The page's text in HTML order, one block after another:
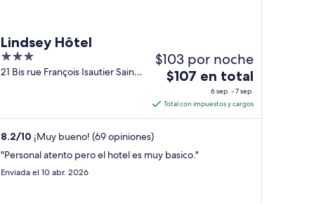
Lindsey Hôtel
3
out
21 Bis rue François Isautier Saint-
$103 por noche
El
es
de
en
total
$107 en total
6 sep. - 7 sep.
Total con impuestos y cargos
8.2/10 ¡Muy bueno! (69 opiniones)
"Personal atento pero el hotel es muy basico."
Enviada el 10 abr. 2026